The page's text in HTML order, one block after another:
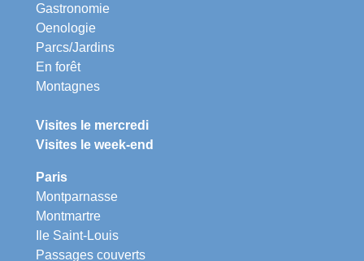
Gastronomie
Oenologie
Parcs/Jardins
En forêt
Montagnes
Visites le mercredi
Visites le week-end
Paris
Montparnasse
Montmartre
Ile Saint-Louis
Passages couverts